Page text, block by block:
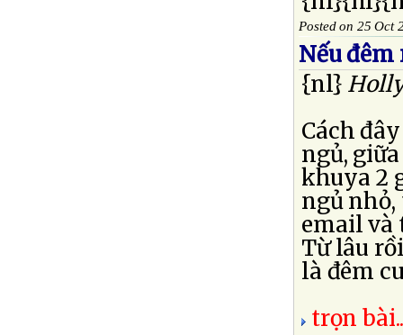
Posted on 25 Oct
Nếu
{nl}
Cách
ngủ,
khuya 2
ngủ
email và
Từ lâu
là đêm
trọn